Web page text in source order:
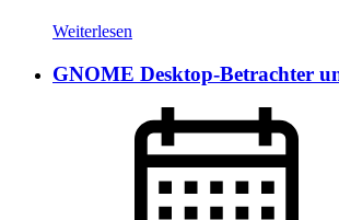
Weiterlesen
GNOME Desktop-Betrachter